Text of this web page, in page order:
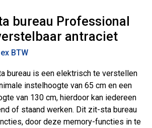
bureau Professional
antraciet
ex BTW
bureau is een elektrisch te verstellen
instelhoogte van 65 cm en een
van 130 cm, hierdoor kan iedereen
of staand werken. Dit zit-sta bureau
door deze memory-functies in te